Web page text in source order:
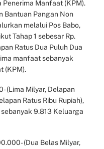
Manfaat (KPM).
Bantuan Pangan Non
melalui Pos Babo,
Tahap 1 sebesar Rp.
Ratus Dua Puluh Dua
manfaat sebanyak
(KPM).
(Lima Milyar, Delapan
Ratus Ribu Rupiah),
9.813 Keluarga
(Dua Belas Milyar,